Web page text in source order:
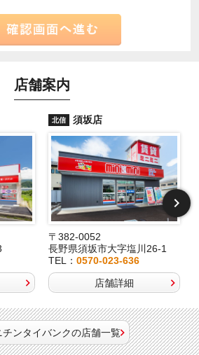
店舗案内
北信 須坂店
〒382-0052
長野県須坂市大字塩川26-1
TEL：0570-023-636
店舗詳細
チンタイバンクの店舗一覧